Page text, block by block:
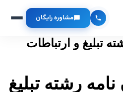
مشاوره رایگان
تبلیغ و ارتباطات
رشته تبلیغ